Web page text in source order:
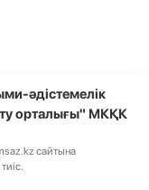
әдістемелік
орталығы" МКҚК
сайтына